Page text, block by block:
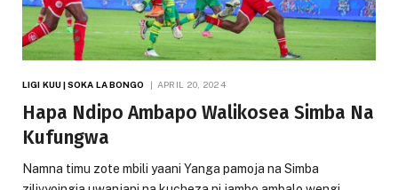
LIGI KUU | SOKA LA BONGO APRIL 20, 2024
Hapa Ndipo Ambapo Walikosea Simba Na
Kufungwa
Namna timu zote mbili yaani Yanga pamoja na Simba